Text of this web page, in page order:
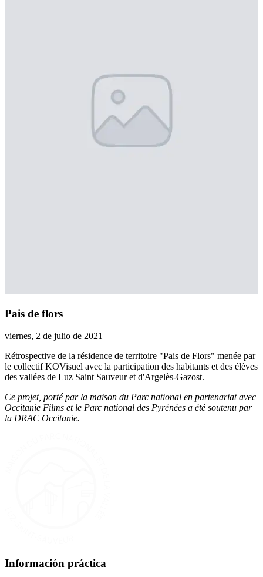
Pais de flors
viernes, 2 de julio de 2021
Rétrospective de la résidence de territoire "Pais de Flors" menée par
le collectif KOVisuel avec la participation des habitants et des élèves
des vallées de Luz Saint Sauveur et d'Argelès-Gazost.
Ce projet, porté par la maison du Parc national en partenariat avec
Occitanie Films et le Parc national des Pyrénées a été soutenu par
la DRAC Occitanie.
Información práctica